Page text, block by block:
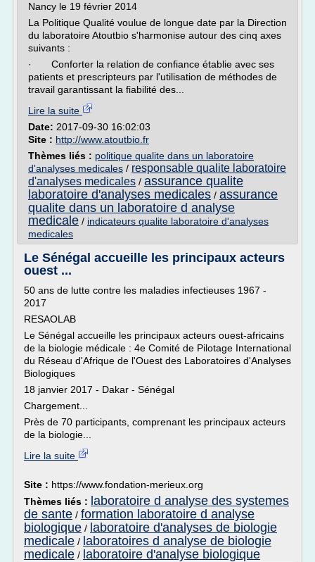
Nancy le 19 février 2014
La Politique Qualité voulue de longue date par la Direction
du laboratoire Atoutbio s'harmonise autour des cinq axes
suivants :
· Conforter la relation de confiance établie avec ses
patients et prescripteurs par l'utilisation de méthodes de
travail garantissant la fiabilité des...
Lire la suite
Date: 2017-09-30 16:02:03
Site : http://www.atoutbio.fr
Thèmes liés : politique qualite dans un laboratoire
d'analyses medicales / responsable qualite laboratoire
d'analyses medicales / assurance qualite
laboratoire d'analyses medicales / assurance
qualite dans un laboratoire d analyse
medicale / indicateurs qualite laboratoire d'analyses
medicales
Le Sénégal accueille les principaux acteurs
ouest ...
50 ans de lutte contre les maladies infectieuses 1967 -
2017
RESAOLAB
Le Sénégal accueille les principaux acteurs ouest-africains
de la biologie médicale : 4e Comité de Pilotage International
du Réseau d'Afrique de l'Ouest des Laboratoires d'Analyses
Biologiques
18 janvier 2017 - Dakar - Sénégal
Chargement...
Près de 70 participants, comprenant les principaux acteurs
de la biologie...
Lire la suite
Site : https://www.fondation-merieux.org
Thèmes liés : laboratoire d analyse des systemes
de sante / formation laboratoire d analyse
biologique / laboratoire d'analyses de biologie
medicale / laboratoires d analyse de biologie
medicale / laboratoire d'analyse biologique